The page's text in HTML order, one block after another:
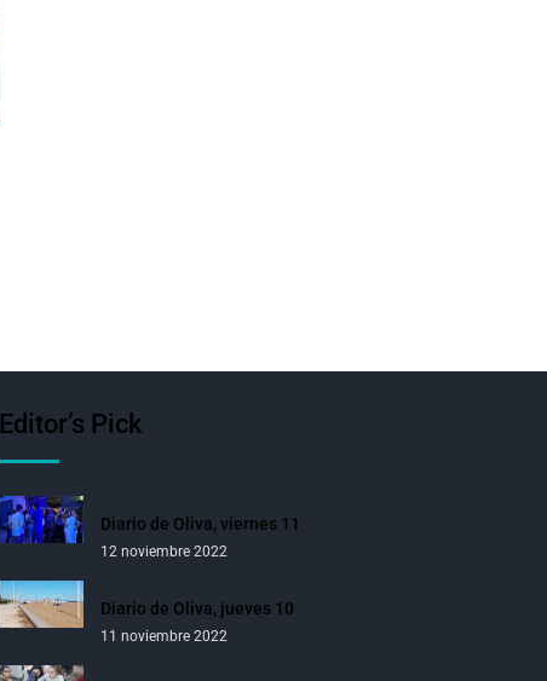
Editor’s Pick
Diario de Oliva, viernes 11
12 noviembre 2022
Diario de Oliva, jueves 10
11 noviembre 2022